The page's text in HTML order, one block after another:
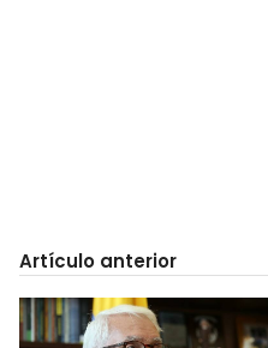
Artículo anterior